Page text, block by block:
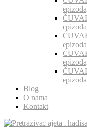
Blog
O nama
Kontakt